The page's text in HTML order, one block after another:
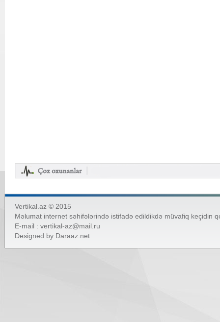
Vertikal.az © 2015
Məlumat internet səhifələrində istifadə edildikdə müvafiq keçidin
E-mail : vertikal-az@mail.ru
Designed by Daraaz.net